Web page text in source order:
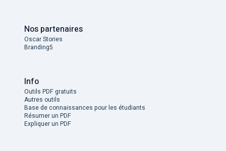
Nos partenaires
Oscar Stories
Branding5
Info
Outils PDF gratuits
Autres outils
Base de connaissances pour les étudiants
Résumer un PDF
Expliquer un PDF